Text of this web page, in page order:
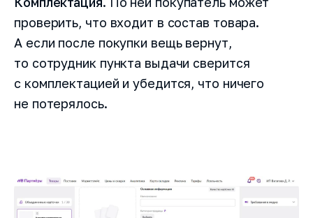
проверить, что входит в состав товара.
А если после покупки вещь вернут,
то сотрудник пункта выдачи сверится
с комплектацией и убедится, что ничего
не потерялось.